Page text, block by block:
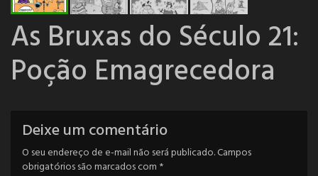
As Bruxas do Século 21:
Poção Emagrecedora
Deixe um comentário
O seu endereço de e-mail não será publicado.Campos
obrigatórios são marcados com *